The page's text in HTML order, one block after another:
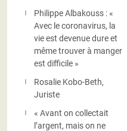
Philippe Albakouss : «
Avec le coronavirus, la
vie est devenue dure et
même trouver à manger
est difficile »
Rosalie Kobo-Beth,
Juriste
« Avant on collectait
l’argent, mais on ne